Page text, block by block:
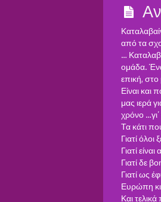
από τα
…
ομάδα.
επική,
Είναι και
μας ιερά
χρόνο
Τα κάτι
Γιατί όλοι
Γιατί
Γιατί δε
Γιατί ως
Ευρώπη
Και